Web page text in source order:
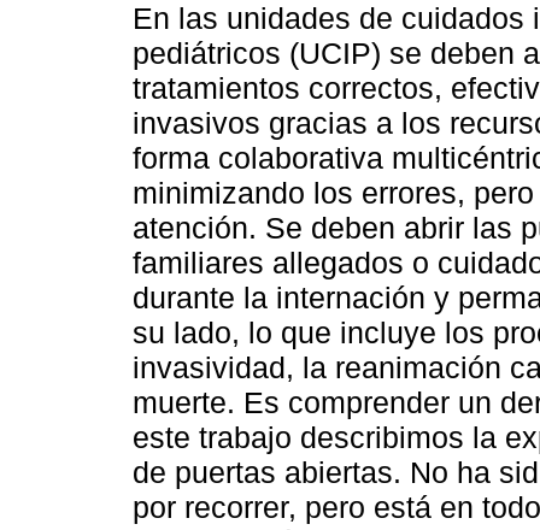
En las unidades de cuidados
pediátricos (UCIP) se deben
tratamientos correctos,
invasivos gracias a los
forma colaborativa
minimizando los errores,
atención. Se deben abrir las
familiares allegados o
durante la internación y
su lado, lo que incluye los
invasividad, la reanimación
muerte. Es comprender un
este trabajo describimos la
de puertas abiertas. No ha
por recorrer, pero está en